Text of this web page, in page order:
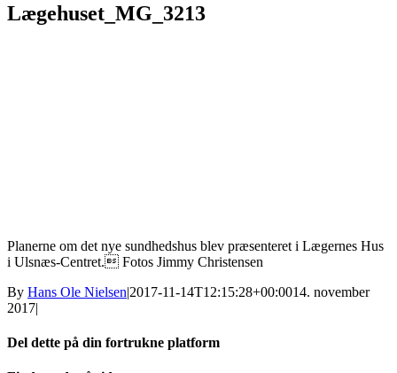
Lægehuset_MG_3213
Planerne om det nye sundhedshus blev præsenteret i Lægernes Hus
i Ulsnæs-Centret. Fotos Jimmy Christensen
By Hans Ole Nielsen|2017-11-14T12:15:28+00:0014. november
2017|
Del dette på din fortrukne platform